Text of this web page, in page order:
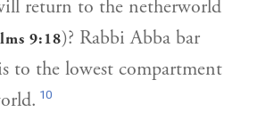
return to the netherworld
9:18)? Rabbi Abba bar
to the lowest compartment
10